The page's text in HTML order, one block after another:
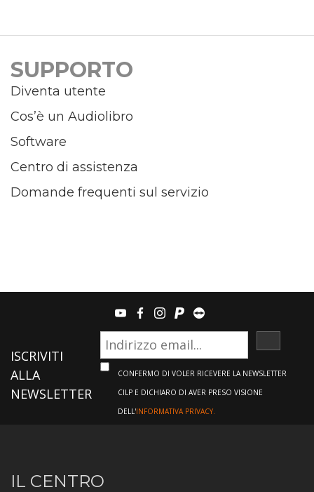
SUPPORTO
Diventa utente
Cos’è un Audiolibro
Software
Centro di assistenza
Domande frequenti sul servizio
youtubefacebook
instagram
paypalteamviewer
ISCRIVITI
ALLA
NEWSLETTER
CONFERMO DI VOLER RICEVERE LA NEWSLETTER
CILP E DICHIARO DI AVER PRESO VISIONE
DELL'INFORMATIVA PRIVACY.
Informazioni
IL CENTRO